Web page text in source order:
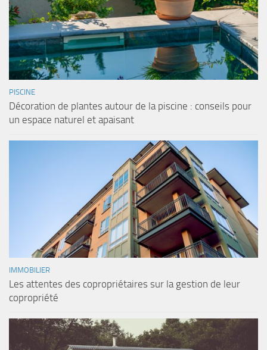
PISCINE
Décoration de plantes autour de la piscine : conseils pour
un espace naturel et apaisant
IMMOBILIER
Les attentes des copropriétaires sur la gestion de leur
copropriété